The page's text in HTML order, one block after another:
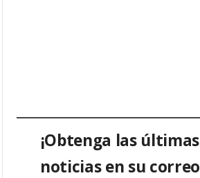
¡Obtenga las últimas
noticias en su correo